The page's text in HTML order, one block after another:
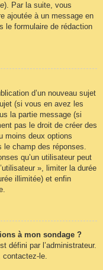
). Par la suite, vous
ajoutée à un message en
le formulaire de rédaction
d’un nouveau sujet
(si vous en avez les
la partie message (si
pas le droit de créer des
moins deux options
champ des réponses.
qu’un utilisateur peut
», limiter la durée
illimitée) et enfin
à mon sondage ?
défini par l’administrateur.
contactez-le.